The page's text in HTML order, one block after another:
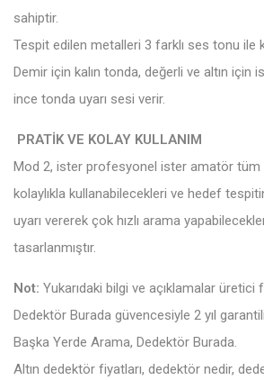
sahiptir.
Tespit edilen metalleri 3 farklı ses tonu ile
Demir için kalın tonda, değerli ve altın için
ince tonda uyarı sesi verir.
PRATİK VE KOLAY KULLANIM
Mod 2, ister profesyonel ister amatör tüm
kolaylıkla kullanabilecekleri ve hedef
uyarı vererek çok hızlı arama
tasarlanmıştır.
Not: Yukarıdaki bilgi ve açıklamalar
Dedektör Burada güvencesiyle 2 yıl
Başka Yerde Arama, Dedektör Burada.
Altın dedektör fiyatları, dedektör nedir,